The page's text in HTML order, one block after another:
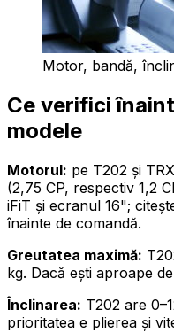
Motor, bandă,
Ce verifici
modele
Motorul: pe T202 și
(2,75 CP, respectiv 1,2
iFiT și ecranul 16";
înainte de comandă.
Greutatea maximă:
kg. Dacă ești aproape
Înclinarea: T202 are
prioritatea e plierea și